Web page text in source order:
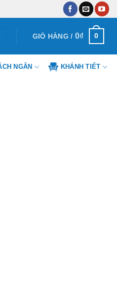
GIỎ HÀNG / 0₫ 0
NGĂN KHÁNH TIẾT